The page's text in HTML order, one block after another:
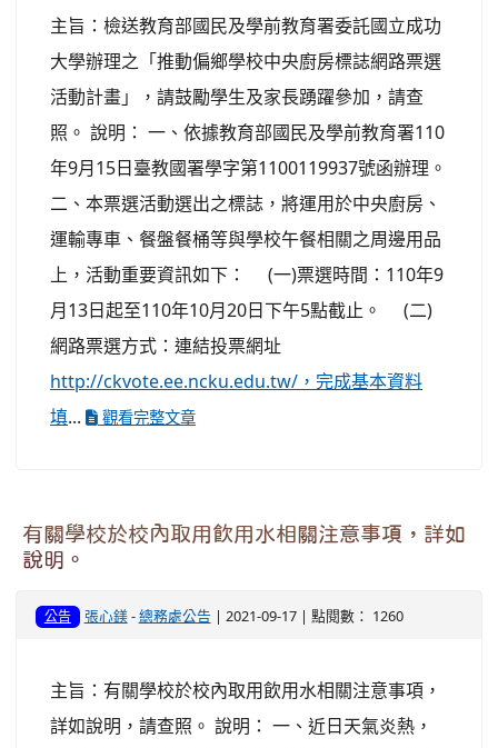
主旨：檢送教育部國民及學前教育署委託國立成功
大學辦理之「推動偏鄉學校中央廚房標誌網路票選
活動計畫」，請鼓勵學生及家長踴躍參加，請查
照。 說明： 一、依據教育部國民及學前教育署110
年9月15日臺教國署學字第1100119937號函辦理。
二、本票選活動選出之標誌，將運用於中央廚房、
運輸專車、餐盤餐桶等與學校午餐相關之周邊用品
上，活動重要資訊如下： (一)票選時間：110年9
月13日起至110年10月20日下午5點截止。 (二)
網路票選方式：連結投票網址
http://ckvote.ee.ncku.edu.tw/，完成基本資料
填... 觀看完整文章
有關學校於校內取用飲用水相關注意事項，詳如
說明。
公告 張心鎂-總務處公告 | 2021-09-17 | 點閱數： 1260
主旨：有關學校於校內取用飲用水相關注意事項，
詳如說明，請查照。 說明： 一、近日天氣炎熱，